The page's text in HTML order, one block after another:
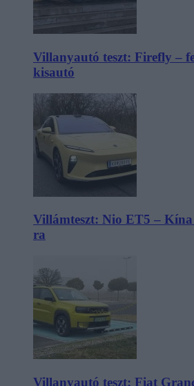
Villanyautó teszt: Firefly –
kisautó
Villámteszt: Nio ET5 –
ra
Villanyautó teszt: Fiat